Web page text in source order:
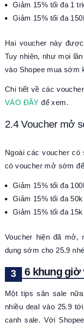
Giảm 15% tối đa 1
Giảm 15% tối đa
Hai voucher này
Tuy nhiên, như mọi
vào Shopee mua sớm
Chi tiết về các
VÀO ĐÂY để xem.
2.4 Voucher mở
Ngoài các voucher có
có voucher mở sớm
Giảm 15% tối đa
Giảm 15% tối đa
Giảm 15% tối đa
Voucher hiện đã mở,
dụng sớm cho 25.9
6 khung giờ
Một tips săn sale
nhiều deal vào 25.9
canh sale. Với